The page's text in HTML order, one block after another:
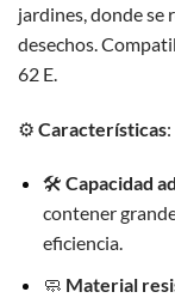
jardines, donde se
desechos.
62 E.
⚙️ Características:
🛠️ Capacidad
contener
eficiencia.
🧼 Material